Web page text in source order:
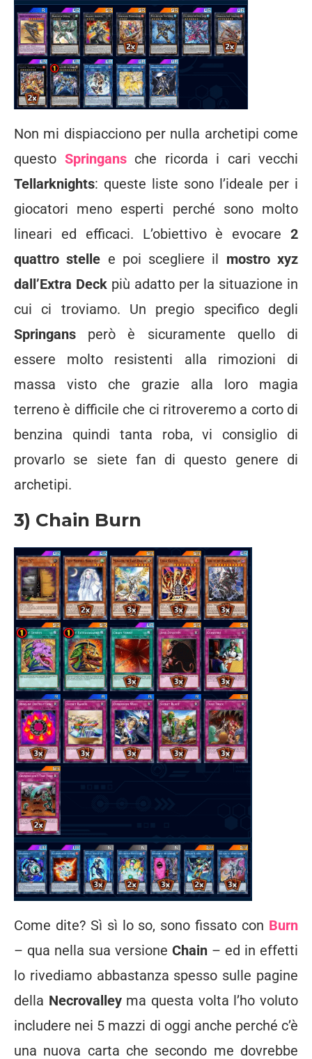
Non mi dispiacciono per nulla archetipi come
questo Springansche ricorda i cari vecchi
Tellarknights: queste liste sono l’ideale per i
giocatori meno esperti perché sono molto
lineari ed efficaci. L’obiettivo è evocare 2
quattro stelle e poi scegliere il mostro xyz
dall’Extra Deck più adatto per la situazione in
cui ci troviamo. Un pregio specifico degli
Springans però è sicuramente quello di
essere molto resistenti alla rimozioni di
massa visto che grazie alla loro magia
terreno è difficile che ci ritroveremo a corto di
benzina quindi tanta roba, vi consiglio di
provarlo se siete fan di questo genere di
archetipi.
3) Chain Burn
Come dite? Sì sì lo so, sono fissato con Burn
– qua nella sua versione Chain – ed in effetti
lo rivediamo abbastanza spesso sulle pagine
della Necrovalleyma questa volta l’ho voluto
includere nei 5 mazzi di oggi anche perché c’è
una nuova carta che secondo me dovrebbe